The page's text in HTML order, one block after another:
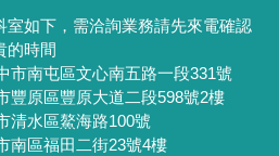
如下，需洽詢業務請先來電確認
的時間
市南屯區文心南五路一段331號
豐原區豐原大道二段598號2樓
清水區鰲海路100號
南區福田二街23號4樓